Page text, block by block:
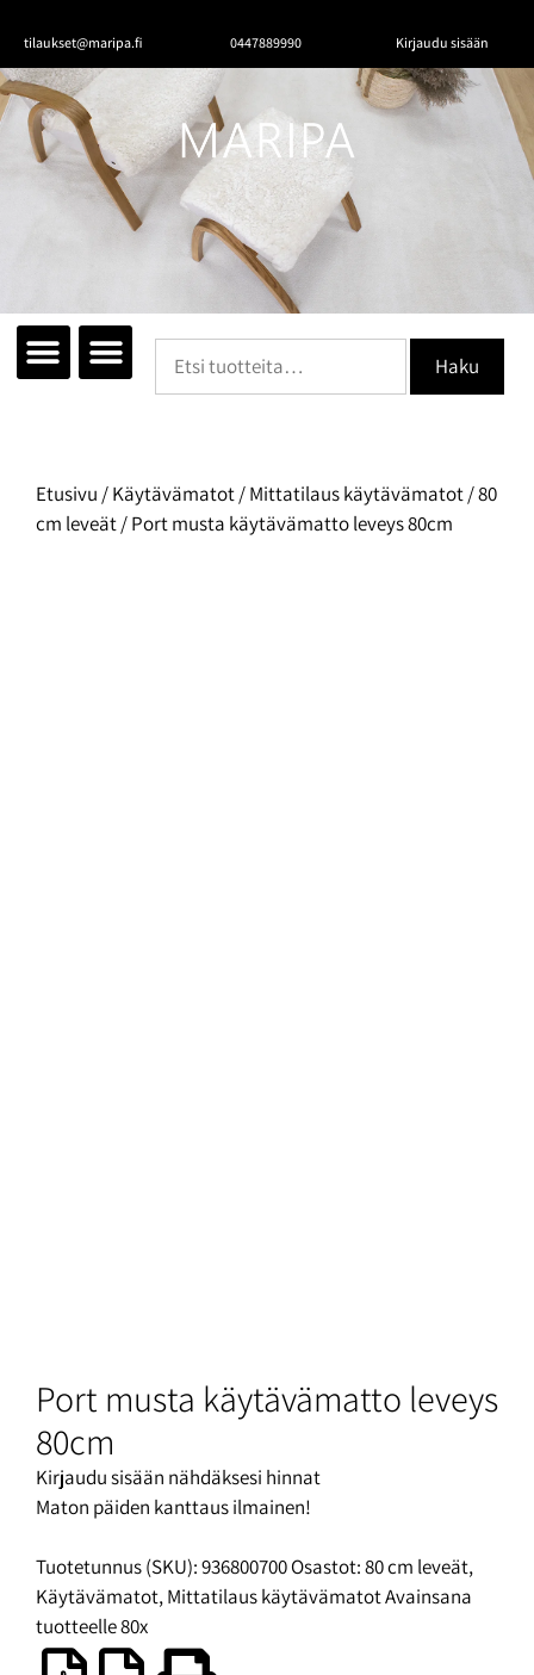
tilaukset@maripa.fi 0447889990 Kirjaudu sisään
Haku
Etusivu /Käytävämatot/Mittatilaus käytävämatot/80
cm leveät/ Port musta käytävämatto leveys 80cm
Port musta käytävämatto leveys
80cm
Kirjaudu sisään nähdäksesi hinnat
Maton päiden kanttaus ilmainen!
Tuotetunnus (SKU):936800700Osastot:80 cm leveät,
Käytävämatot,Mittatilaus käytävämatotAvainsana
tuotteelle80x